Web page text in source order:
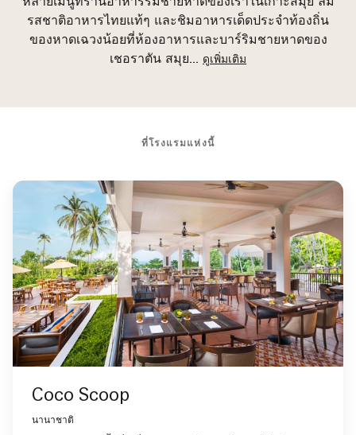
รสชาติอาหารไทยแท้ๆ และชิมอาหารเด็ดประจำท้องถิ่น
ของหาดเฉวงน้อยที่ห้องอาหารและบาร์ริมชายหาดของ
เชอราตัน สมุย... ดูเพิ่มเติม
ที่โรงแรมแห่งนี้
Coco Scoop
นานาชาติ